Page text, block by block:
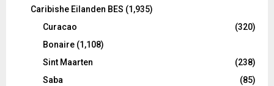
Caribishe Eilanden BES (1,935)
Curacao
(320)
Bonaire (1,108)
Sint Maarten
(238)
Saba
(85)